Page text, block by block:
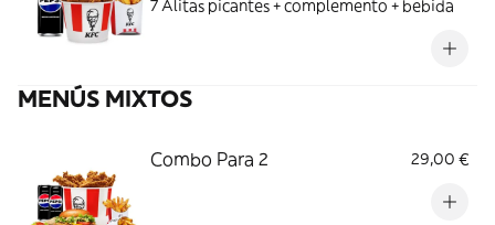
7 Alitas picantes + complemento + bebida
MENÚS MIXTOS
Combo Para 2 29,00 €